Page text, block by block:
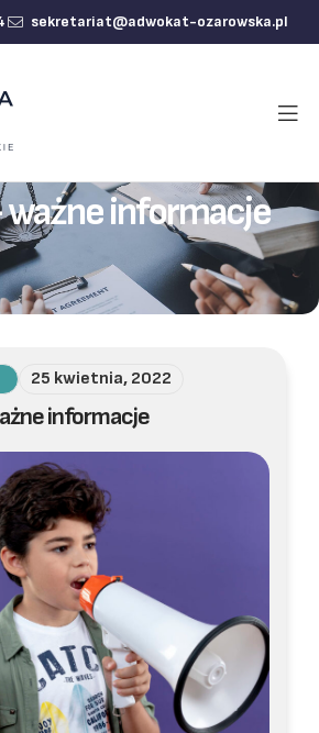
sekretariat@adwokat-ozarowska.pl
ważne informacje
25 kwietnia, 2022
informacje